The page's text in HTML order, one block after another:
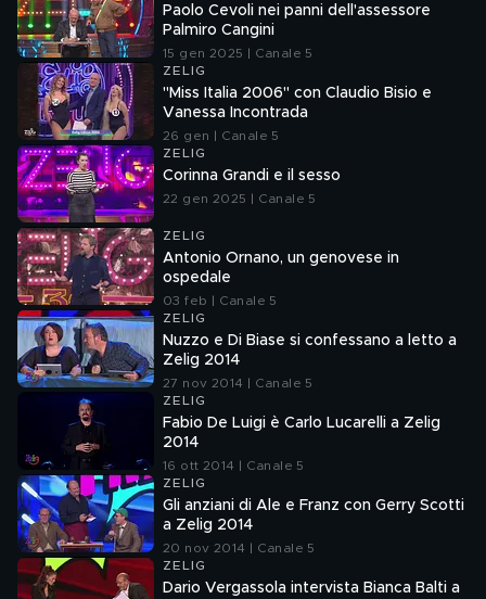
Paolo Cevoli nei panni dell'assessore
Palmiro Cangini
15 gen 2025 | Canale 5
ZELIG
"Miss Italia 2006" con Claudio Bisio e
Vanessa Incontrada
26 gen | Canale 5
ZELIG
Corinna Grandi e il sesso
22 gen 2025 | Canale 5
ZELIG
Antonio Ornano, un genovese in
ospedale
03 feb | Canale 5
ZELIG
Nuzzo e Di Biase si confessano a letto a
Zelig 2014
27 nov 2014 | Canale 5
ZELIG
Fabio De Luigi è Carlo Lucarelli a Zelig
2014
16 ott 2014 | Canale 5
ZELIG
Gli anziani di Ale e Franz con Gerry Scotti
a Zelig 2014
20 nov 2014 | Canale 5
ZELIG
Dario Vergassola intervista Bianca Balti a